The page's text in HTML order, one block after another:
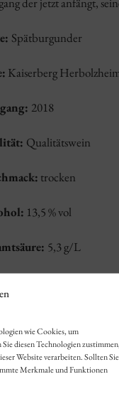
wie Cookies, um
diesen Technologien zustimmen,
Website verarbeiten. Sollten Sie
Merkmale und Funktionen
Spätburgunder
Kaiserberg
2018
Qualitätswein
trocken
13,5 % vol
5,3 g/L
16-18°C